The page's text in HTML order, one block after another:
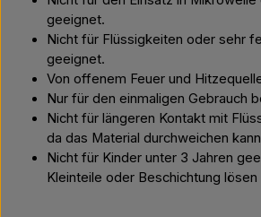
geeignet.
Nicht für Flüssigkeiten oder sehr
geeignet.
Von offenem Feuer und
Nur für den einmaligen Gebrauch
Nicht für längeren Kontakt mit
da das Material durchweichen
Nicht für Kinder unter 3 Jahren
Kleinteile oder Beschichtung lösen